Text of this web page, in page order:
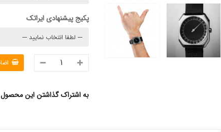
پکیج پیشنهادی ایراتک
به اشتراک گذاشتن این محصول